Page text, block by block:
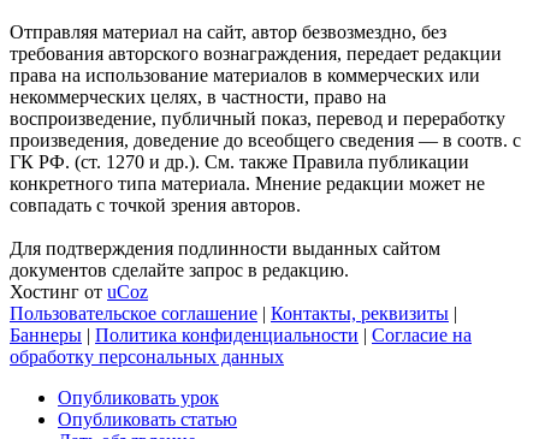
Отправляя материал на сайт, автор безвозмездно, без
требования авторского вознаграждения, передает редакции
права на использование материалов в коммерческих или
некоммерческих целях, в частности, право на
воспроизведение, публичный показ, перевод и переработку
произведения, доведение до всеобщего сведения — в соотв. с
ГК РФ. (ст. 1270 и др.). См. также Правила публикации
конкретного типа материала. Мнение редакции может не
совпадать с точкой зрения авторов.
Для подтверждения подлинности выданных сайтом
документов сделайте запрос в редакцию.
Хостинг от uCoz
Пользовательское соглашение | Контакты, реквизиты |
Баннеры | Политика конфиденциальности | Согласие на
обработку персональных данных
Опубликовать урок
Опубликовать статью